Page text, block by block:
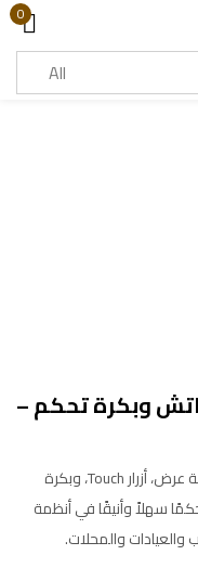
0
100 وات بتاتش وبكرة تحكم –
كنترول حائط ذكي بقدرة 120وات مزود بشاشة عرض، أزرار Touch، وبكرة
سهلاً وأنيقًا في أنظمة
والعيادات والمحلات.